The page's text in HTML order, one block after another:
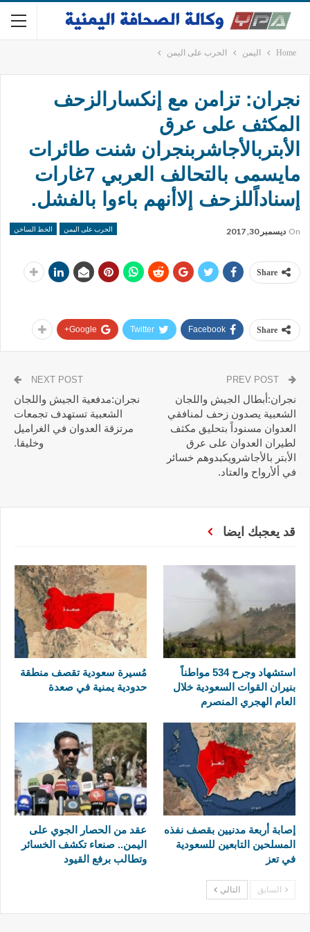
Home اليمن الحرب على اليمن
نجران: تزامن مع إنكسارالزحف
المكثف على عرق
الأبتربالأجاشربنجران شنت طائرات
مايسمى بالتحالف العربي 7غارات
إسناداًللزحف إلاأنهم باءوا بالفشل.
الحرب على اليمن الخط الساخن On ديسمبر 30, 2017
Share
Share
Facebook
Twitter
Google+
نجران:أبطال الجيش واللجان
الشعبية يصدون زحف لمنافقي
العدوان مسنوداً بتحليق مكثف
لطيران العدوان على عرق
الأبتر بالأجاشرويكبدوهم خسائر
في ألأرواح والعتاد.
NEXT POST
نجران:مدفعية الجيش واللجان
الشعبية تستهدف تجمعات
مرتزقة العدوان في الغراميل
وخليقا.
قد يعجبك ايضا
استشهاد وجرح 534 مواطناً
بنيران القوات السعودية خلال
العام الهجري المنصرم
مُسيرة سعودية تقصف منطقة
حدودية يمنية في صعدة
إصابة أربعة مدنيين بقصف نفذه
المسلحين التابعين للسعودية
في تعز
عقد من الحصار الجوي على
اليمن.. صنعاء تكشف الخسائر
وتطالب برفع القيود
السابق التالي